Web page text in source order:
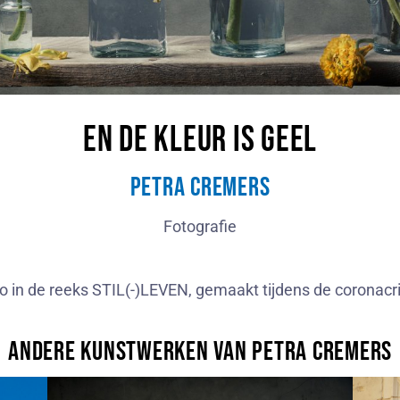
En de kleur is geel
Petra Cremers
Fotografie
in de reeks STIL(-)LEVEN, gemaakt tijdens de
Andere kunstwerken van Petra Cremers